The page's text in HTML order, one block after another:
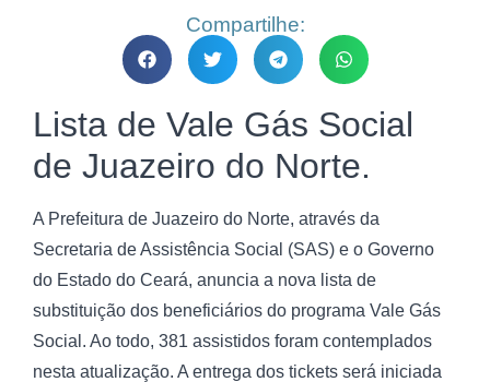
Compartilhe:
Lista de Vale Gás Social
de Juazeiro do Norte.
A Prefeitura de Juazeiro do Norte, através da
Secretaria de Assistência Social (SAS) e o Governo
do Estado do Ceará, anuncia a nova lista de
substituição dos beneficiários do programa Vale Gás
Social. Ao todo, 381 assistidos foram contemplados
nesta atualização. A entrega dos tickets será iniciada